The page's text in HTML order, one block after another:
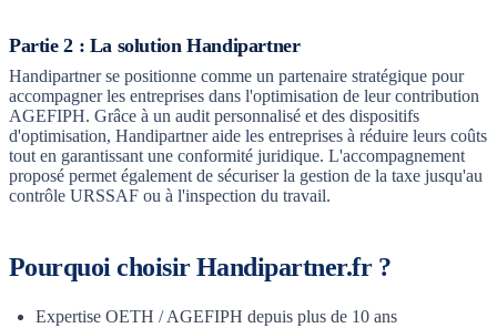
Partie 2 : La solution Handipartner
Handipartner se positionne comme un partenaire stratégique pour
accompagner les entreprises dans l'optimisation de leur contribution
AGEFIPH. Grâce à un audit personnalisé et des dispositifs
d'optimisation, Handipartner aide les entreprises à réduire leurs coûts
tout en garantissant une conformité juridique. L'accompagnement
proposé permet également de sécuriser la gestion de la taxe jusqu'au
contrôle URSSAF ou à l'inspection du travail.
Pourquoi choisir Handipartner.fr ?
Expertise OETH / AGEFIPH depuis plus de 10 ans